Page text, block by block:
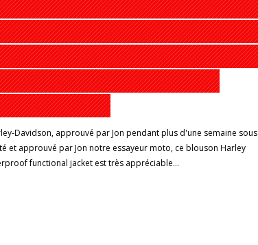
Davidson, approuvé par Jon pendant plus d'une semaine sous
et approuvé par Jon notre essayeur moto, ce blouson Harley
functional jacket est très appréciable...